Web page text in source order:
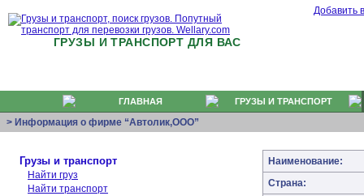
ГРУЗЫ И ТРАНСПОРТ ДЛЯ ВАС
Добавить
ГЛАВНАЯ ГРУЗЫ И ТРАНСПОРТ
> Информация о фирме “Автолик,ООО”
Грузы и транспорт
Найти груз
Найти транспорт
Наименование:
Страна: